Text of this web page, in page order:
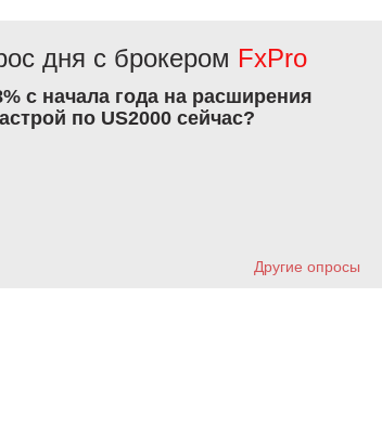
дня с брокером FxPro
с начала года на расширения
по US2000 сейчас?
Другие опросы